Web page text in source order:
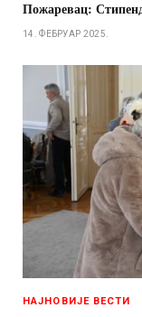
Пожаревац:
14. ФЕБРУАР 2025.
НАЈНОВИЈЕ ВЕСТИ